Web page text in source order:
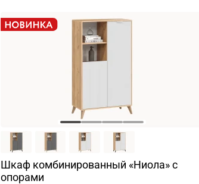
Шкаф комбинированный «Ниола» с
опорами